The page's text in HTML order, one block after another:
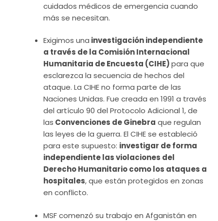
cuidados médicos de emergencia cuando
más se necesitan.
Exigimos una investigación independiente
a través de la Comisión Internacional
Humanitaria de Encuesta (CIHE)para que
esclarezca la secuencia de hechos del
ataque. La CIHE no forma parte de las
Naciones Unidas. Fue creada en 1991 a través
del artículo 90 del Protocolo Adicional 1, de
las Convenciones de Ginebra que regulan
las leyes de la guerra. El CIHE se estableció
para este supuesto: investigar de forma
independiente las violaciones del
Derecho Humanitario como los ataques a
hospitales, que están protegidos en zonas
en conflicto.
MSF comenzó su trabajo en Afganistán en